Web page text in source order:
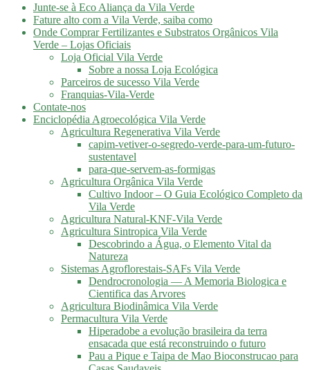
Junte-se à Eco Aliança da Vila Verde
Fature alto com a Vila Verde, saiba como
Onde Comprar Fertilizantes e Substratos Orgânicos Vila
Verde – Lojas Oficiais
Loja Oficial Vila Verde
Sobre a nossa Loja Ecológica
Parceiros de sucesso Vila Verde
Franquias-Vila-Verde
Contate-nos
Enciclopédia Agroecológica Vila Verde
Agricultura Regenerativa Vila Verde
capim-vetiver-o-segredo-verde-para-um-futuro-
sustentavel
para-que-servem-as-formigas
Agricultura Orgânica Vila Verde
Cultivo Indoor – O Guia Ecológico Completo da
Vila Verde
Agricultura Natural-KNF-Vila Verde
Agricultura Sintropica Vila Verde
Descobrindo a Água, o Elemento Vital da
Natureza
Sistemas Agroflorestais-SAFs Vila Verde
Dendrocronologia — A Memoria Biologica e
Cientifica das Arvores
Agricultura Biodinâmica Vila Verde
Permacultura Vila Verde
Hiperadobe a evolução brasileira da terra
ensacada que está reconstruindo o futuro
Pau a Pique e Taipa de Mao Bioconstrucao para